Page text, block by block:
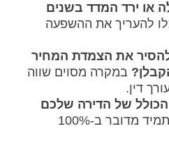
או ירד המדד בשנים
להעריך את ההשפעה
את הצמדת המחיר
במקרה מסוים שווה
דין.
של הדירה שלכם
לא תמיד מדובר ב-100%